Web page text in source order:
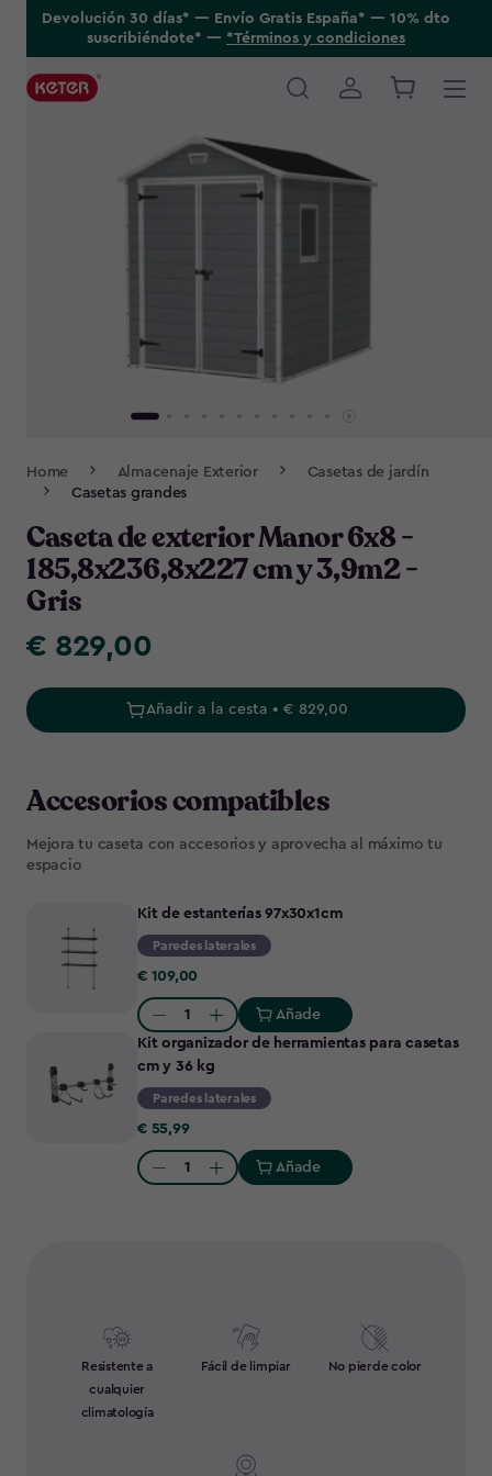
Devolución 30 días* ---- Envío Gratis España* ---- 10% dto
suscribiéndote* ---- *Términos y condiciones
Main
Navigation
Home Almacenaje Exterior
Casetas de jardín
Casetas grandes
Caseta de exterior Manor 6x8 -
185,8x236,8x227 cm y 3,9m2 -
Gris
€
€ 829,00
Añadir a la cesta • € 829,00
Accesorios compatibles
Mejora tu caseta con accesorios y aprovecha al máximo tu
espacio
Kit de estanterías 97x30x1cm
Paredes laterales
€
109,00
€ 109,00
Quantity:
Añade
Kit organizador de herramientas para casetas
cm y 36 kg
Paredes laterales
€
55,99
€ 55,99
Quantity:
Añade
Resistente a
cualquier
climatología
Fácil de limpiar No pierde color